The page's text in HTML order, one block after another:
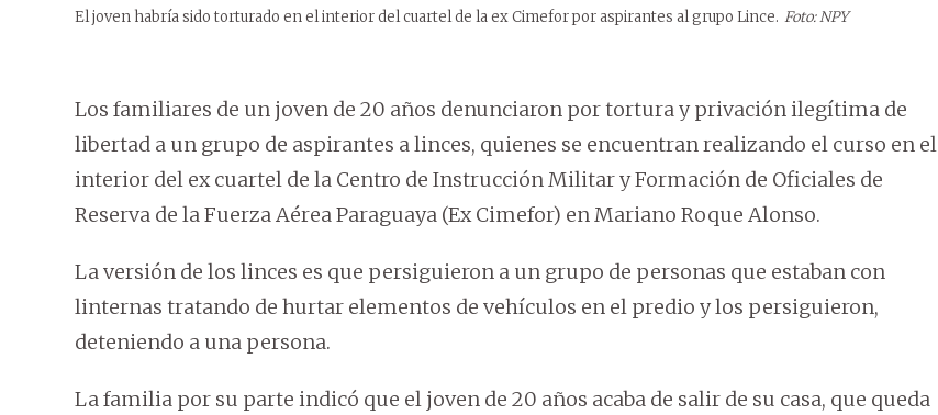
El joven habría sido torturado en el interior del cuartel de la ex Cimefor por aspirantes al grupo Lince. Foto: NPY
Los familiares de un joven de 20 años denunciaron por tortura y privación ilegítima de
libertad a un grupo de aspirantes a linces, quienes se encuentran realizando el curso en el
interior del ex cuartel de la Centro de Instrucción Militar y Formación de Oficiales de
Reserva de la Fuerza Aérea Paraguaya (Ex Cimefor) en Mariano Roque Alonso.
La versión de los linces es que persiguieron a un grupo de personas que estaban con
linternas tratando de hurtar elementos de vehículos en el predio y los persiguieron,
deteniendo a una persona.
La familia por su parte indicó que el joven de 20 años acaba de salir de su casa, que queda